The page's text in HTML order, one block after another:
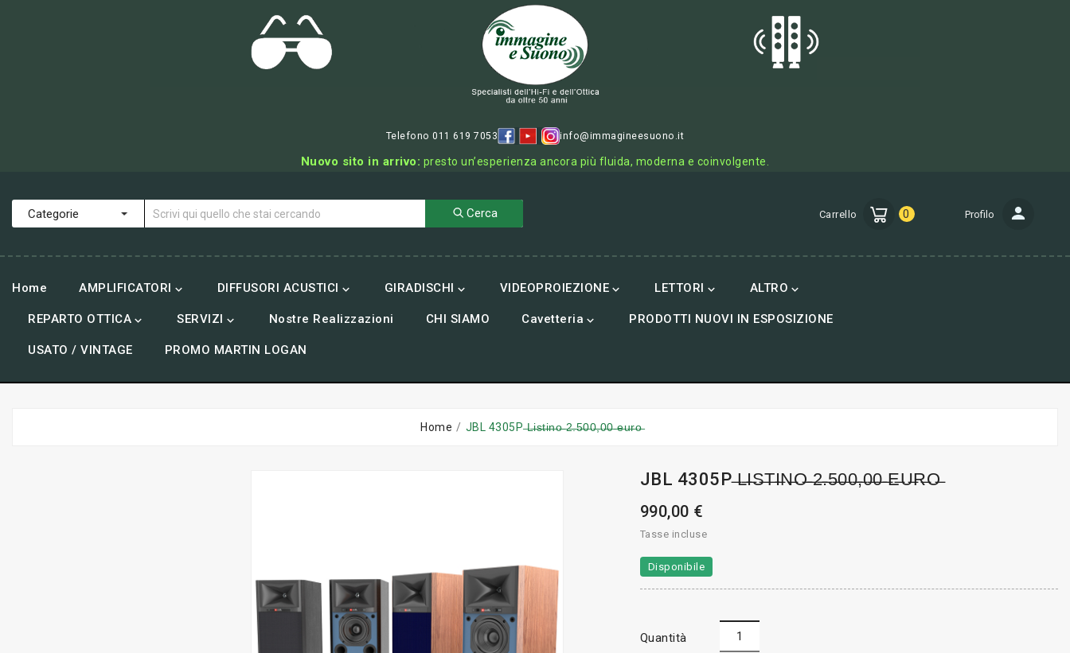
Telefono 011 619 7053 info@immagineesuono.it
Nuovo sito in arrivo: presto un’esperienza ancora più fluida, moderna e coinvolgente.
Cerca Carrello 0 Profilo
Home AMPLIFICATORI  DIFFUSORI ACUSTICI  GIRADISCHI  VIDEOPROIEZIONE  LETTORI  ALTRO 
REPARTO OTTICA  SERVIZI  Nostre Realizzazioni CHI SIAMO Cavetteria  PRODOTTI NUOVI IN ESPOSIZIONE
USATO / VINTAGE PROMO MARTIN LOGAN
Home JBL 4305P ̶L̶i̶s̶t̶i̶n̶o̶ ̶2̶.̶5̶0̶0̶,̶0̶0̶ ̶e̶u̶r̶o̶
JBL 4305P ̶L̶I̶S̶T̶I̶N̶O̶ ̶2̶.̶5̶0̶0̶,̶0̶0̶ ̶E̶U̶R̶O̶
990,00 €
Tasse incluse
Disponibile
Quantità